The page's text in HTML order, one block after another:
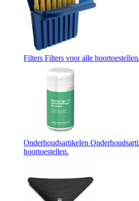
Filters Filters voor alle hoortoestellen.
Onderhoudsartikelen
hoortoestellen.